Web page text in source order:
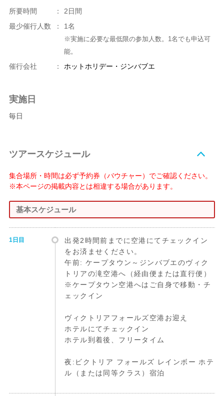
所要時間 ：
2日間
最少催行人数
： 1名
※実施に必要な最低限の参加人数。1名でも申込可
能。
催行会社 ： ホットホリデー・ジンバブエ
実施日
毎日
ツアースケジュール
集合場所・時間は必ず予約券（バウチャー）でご確認ください。
※本ページの掲載内容とは相違する場合があります。
基本スケジュール
1日目
出発2時間前までに空港にてチェックイン
をお済ませください。
午前: ケープタウン～ジンバブエのヴィク
トリアの滝空港へ（経由便または直行便）
※ケープタウン空港へはご自身で移動・チ
ェックイン
ヴィクトリアフォールズ空港お迎え
ホテルにてチェックイン
ホテル到着後、フリータイム
夜:ビクトリア フォールズ レインボー ホテ
ル（または同等クラス）宿泊